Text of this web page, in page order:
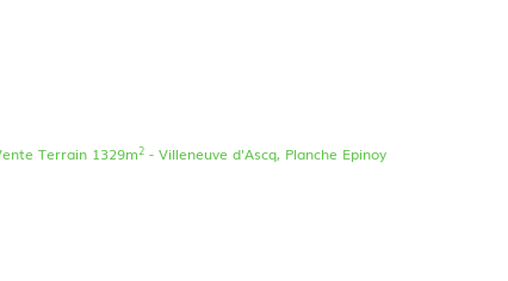
Terrain 1329m2 - Villeneuve d'Ascq, Planche Epinoy